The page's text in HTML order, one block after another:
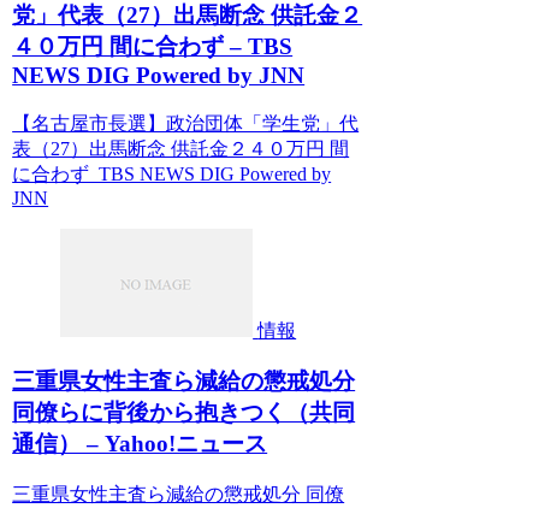
党」代表（27）出馬断念 供託金２
４０万円 間に合わず – TBS
NEWS DIG Powered by JNN
【名古屋市長選】政治団体「学生党」代
表（27）出馬断念 供託金２４０万円 間
に合わず TBS NEWS DIG Powered by
JNN
情報
三重県女性主査ら減給の懲戒処分
同僚らに背後から抱きつく（共同
通信） – Yahoo!ニュース
三重県女性主査ら減給の懲戒処分 同僚